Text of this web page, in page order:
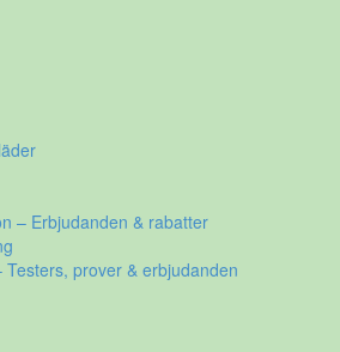
– Erbjudanden & rabatter
prover & erbjudanden